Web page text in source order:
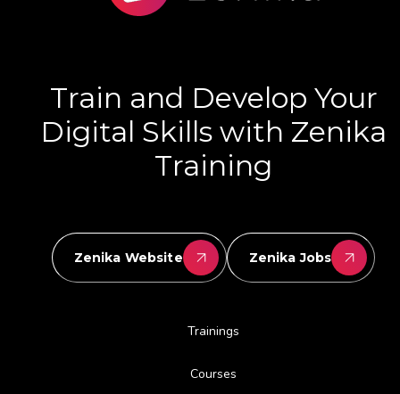
Train and Develop Your
Digital Skills with Zenika
Training
Zenika Website Zenika Jobs
Trainings
Courses